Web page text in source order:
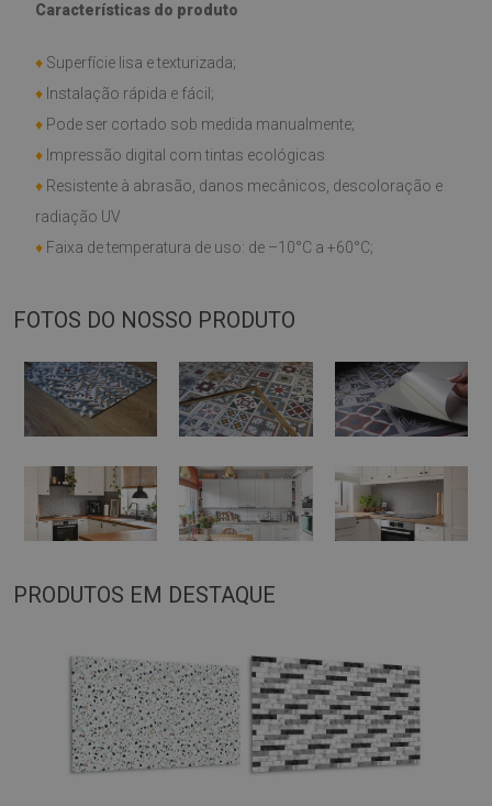
Características do produto
♦ Superfície lisa e texturizada;
♦ Instalação rápida e fácil;
♦ Pode ser cortado sob medida manualmente;
♦ Impressão digital com tintas ecológicas
♦ Resistente à abrasão, danos mecânicos, descoloração e
radiação UV
♦ Faixa de temperatura de uso: de –10°C a +60°C;
FOTOS DO NOSSO PRODUTO
PRODUTOS EM DESTAQUE